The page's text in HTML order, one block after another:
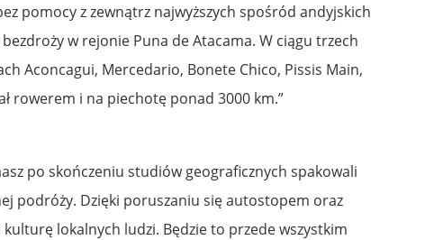
pomocy z zewnątrz najwyższych spośród andyjskich
w rejonie Puna de Atacama. W ciągu trzech
Aconcagui, Mercedario, Bonete Chico, Pissis Main,
rowerem i na piechotę ponad 3000 km.”
po skończeniu studiów geograficznych spakowali
podróży. Dzięki poruszaniu się autostopem oraz
lokalnych ludzi. Będzie to przede wszystkim